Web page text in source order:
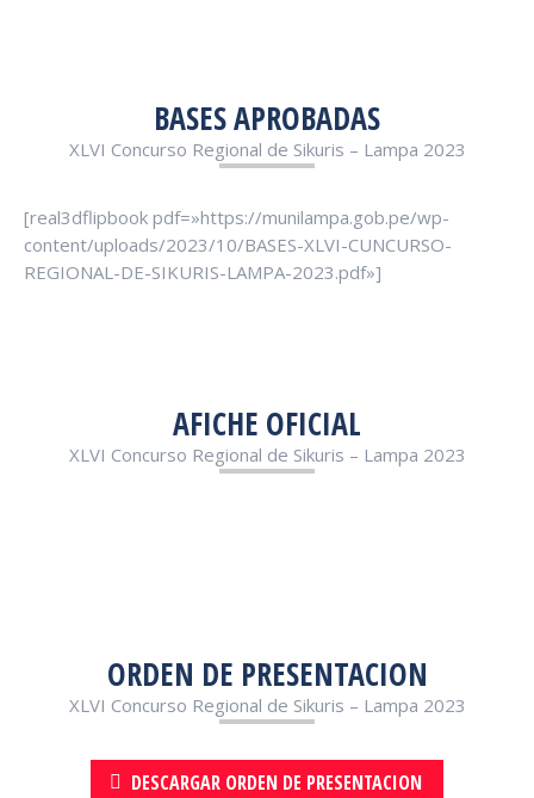
BASES APROBADAS
XLVI Concurso Regional de Sikuris – Lampa 2023
[real3dflipbook pdf=»https://munilampa.gob.pe/wp-
content/uploads/2023/10/BASES-XLVI-CUNCURSO-
REGIONAL-DE-SIKURIS-LAMPA-2023.pdf»]
AFICHE OFICIAL
XLVI Concurso Regional de Sikuris – Lampa 2023
ORDEN DE PRESENTACION
XLVI Concurso Regional de Sikuris – Lampa 2023
DESCARGAR ORDEN DE PRESENTACION